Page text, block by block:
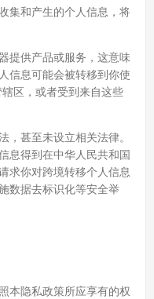
集和产生的个人信息，将
提供产品或服务，这意味
信息可能会被转移到你使
区，或者受到来自这些
，甚至未设立相关法律。
息得到在中华人民共和国
求你对跨境转移个人信息
数据去标识化等安全举
本隐私政策所应享有的权